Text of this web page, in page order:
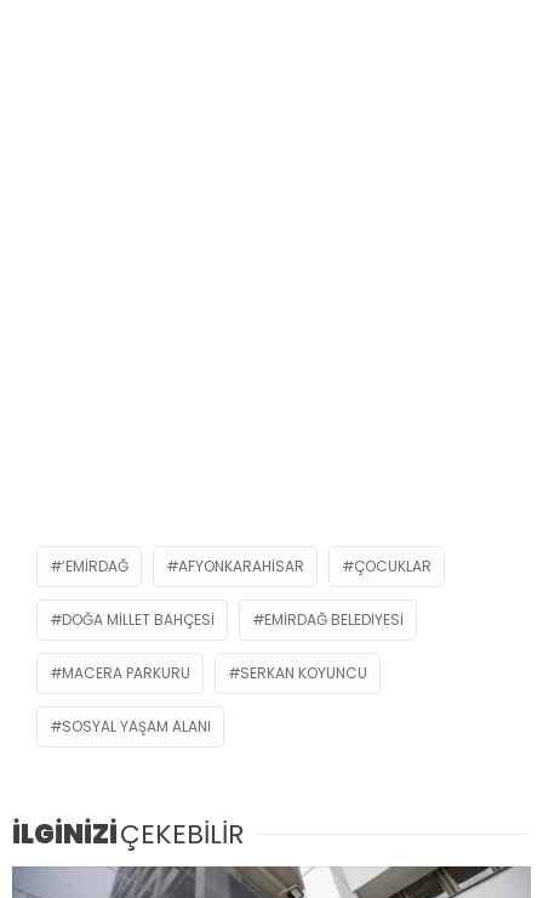
‘EMIRDAĞ AFYONKARAHISAR ÇOCUKLAR
DOĞA MILLET BAHÇESI EMIRDAĞ BELEDIYESI
MACERA PARKURU SERKAN KOYUNCU
SOSYAL YAŞAM ALANI
İLGİNİZİÇEKEBİLİR